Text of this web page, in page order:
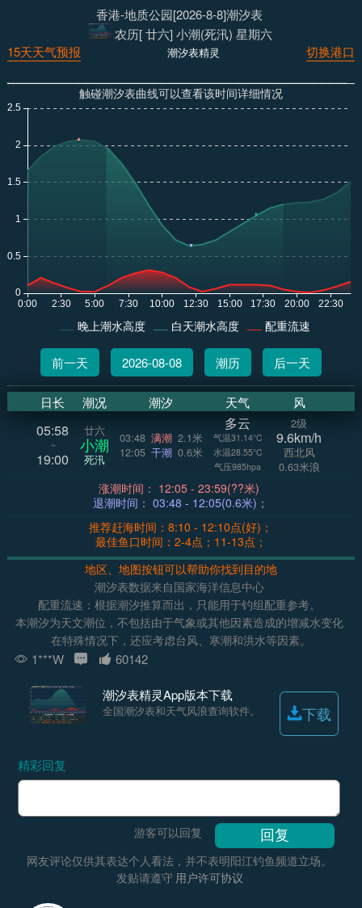
香港-地质公园[2026-8-8]潮汐表
农历[ 廿六] 小潮(死汛) 星期六
切换港口
潮汐表精灵
15天天气预报
触碰潮汐表曲线可以查看该时间详细情况
晚上潮水高度 白天潮水高度 配重流速
前一天 2026-08-08 潮历 后一天
日长 潮况 潮汐 天气 风
05:58
~
19:00
廿六
小潮
死汛
03:48 满潮 2.1米
12:05 干潮 0.6米
多云
气温31.14°C
水温28.55°C
气压985hpa
2级
9.6km/h
西北风
0.63米浪
涨潮时间： 12:05 - 23:59(??米)
退潮时间： 03:48 - 12:05(0.6米)；
推荐赶海时间：8:10 - 12:10点(好)；
最佳鱼口时间：2-4点；11-13点；
地区、地图按钮可以帮助你找到目的地
潮汐表数据来自国家海洋信息中心
配重流速：根据潮汐推算而出，只能用于钓组配重参考。
本潮汐为天文潮位，不包括由于气象或其他因素造成的增减水变化
在特殊情况下，还应考虑台风、寒潮和洪水等因素。
1***W 60142
潮汐表精灵App版本下载
全国潮汐表和天气风浪查询软件。 下载
精彩回复
游客可以回复
网友评论仅供其表达个人看法，并不表明阳江钓鱼频道立场。
发贴请遵守 用户许可协议